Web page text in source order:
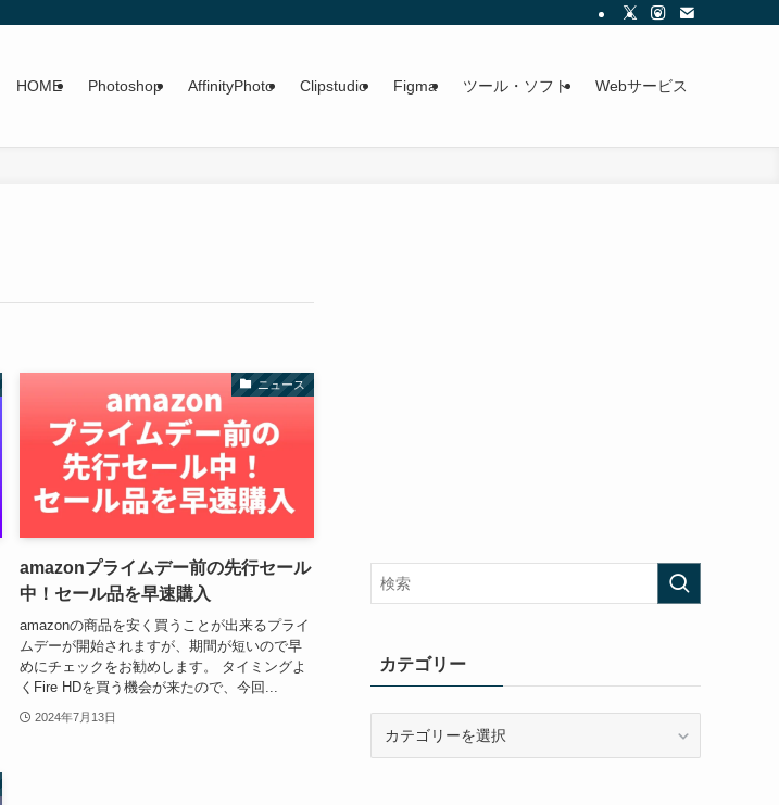
HOME Photoshop AffinityPhoto Clipstudio Figma ツール・ソフト Webサービス
ニュース
amazonプライムデー前の先行セール
中！セール品を早速購入
amazonの商品を安く買うことが出来るプライ
ムデーが開始されますが、期間が短いので早
めにチェックをお勧めします。 タイミングよ
くFire HDを買う機会が来たので、今回...
2024年7月13日
カテゴリー